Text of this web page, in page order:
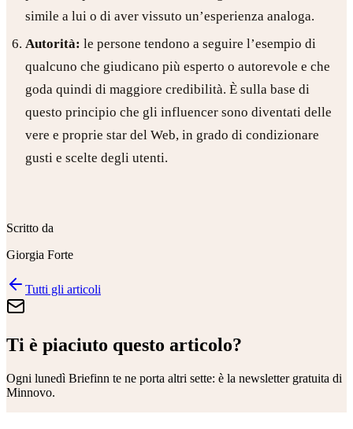
simile a lui o di aver vissuto un’esperienza analoga.
Autorità: le persone tendono a seguire l’esempio di
qualcuno che giudicano più esperto o autorevole e che
goda quindi di maggiore credibilità. È sulla base di
questo principio che gli influencer sono diventati delle
vere e proprie star del Web, in grado di condizionare
gusti e scelte degli utenti.
Scritto da
Giorgia Forte
Tutti gli articoli
Ti è piaciuto questo articolo?
Ogni lunedì Briefinn te ne porta altri sette: è la newsletter gratuita di
Minnovo.